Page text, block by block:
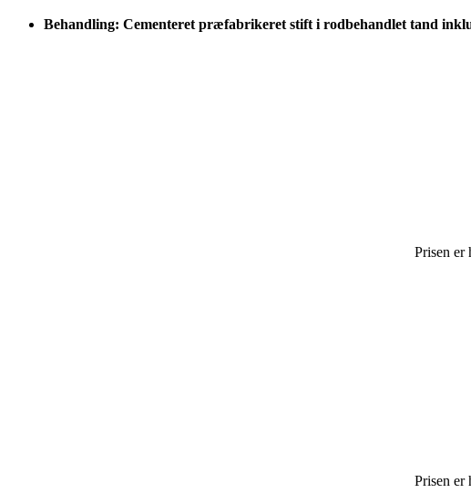
Behandling: Cementeret præfabrikeret stift i rodbehandlet tand
Prisen er
Prisen er